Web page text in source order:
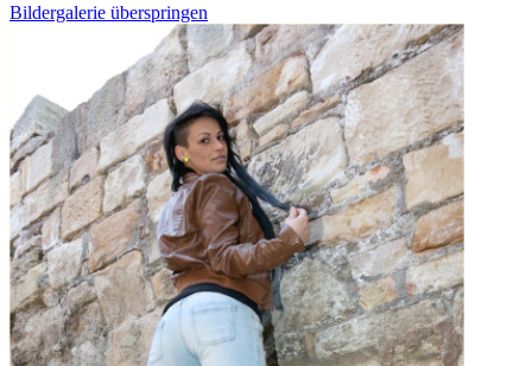
Bildergalerie überspringen